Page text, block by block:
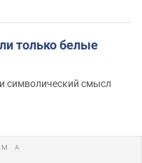
только белые
символический смысл